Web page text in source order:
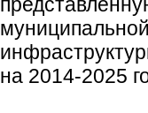
на 2014-2025